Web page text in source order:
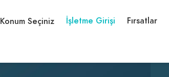
Konum Seçiniz İşletme Girişi Fırsatlar